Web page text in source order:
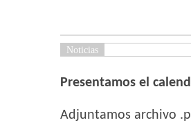
Noticias
Presentamos el
Adjuntamos archivo